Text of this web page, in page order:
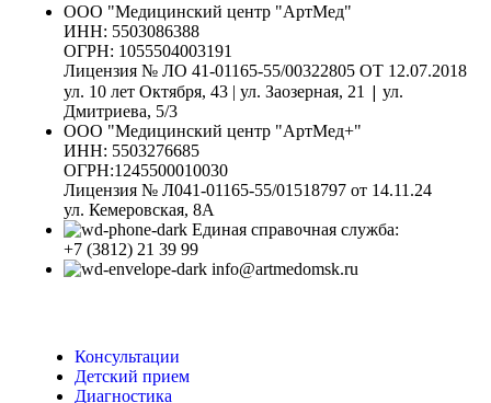
ООО "Медицинский центр "АртМед"
ИНН: 5503086388
ОГРН: 1055504003191
Лицензия № ЛО 41-01165-55/00322805 ОТ 12.07.2018
ул. 10 лет Октября, 43 | ул. Заозерная, 21 | ул.
Дмитриева, 5/3
ООО "Медицинский центр "АртМед+"
ИНН: 5503276685
ОГРН:1245500010030
Лицензия № Л041-01165-55/01518797 от 14.11.24
ул. Кемеровская, 8А
Единая справочная служба:
+7 (3812) 21 39 99
info@artmedomsk.ru
Консультации
Детский прием
Диагностика